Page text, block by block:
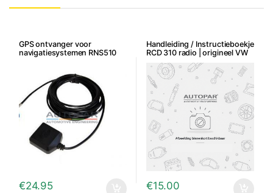
GPS ontvanger voor
navigatiesystemen RNS510
€24.95
Handleiding / Instructieboekje
RCD 310 radio | origineel VW
€15.00